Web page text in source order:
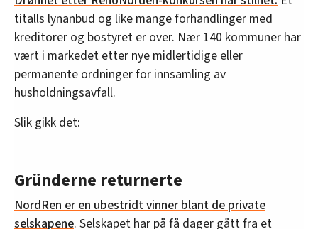
titalls lynanbud og like mange forhandlinger med
kreditorer og bostyret er over. Nær 140 kommuner har
vært i markedet etter nye midlertidige eller
permanente ordninger for innsamling av
husholdningsavfall.
Slik gikk det:
Gründerne returnerte
NordRen er en ubestridt vinner blant de private
selskapene. Selskapet har på få dager gått fra et